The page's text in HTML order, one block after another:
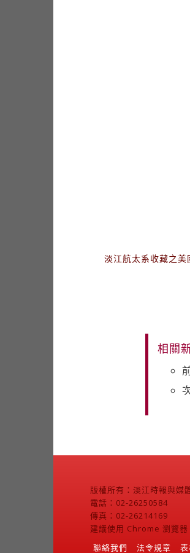
淡江航太系收藏之
相關
版權所有：淡江時報與媒
電話：02-26250584
傳真：02-26214169
建議使用 Chrome 瀏覽器
聯絡我們
法令規章